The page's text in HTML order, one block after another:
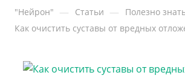
"Нейрон" — Статьи — Полезно
Как очистить суставы от вредных